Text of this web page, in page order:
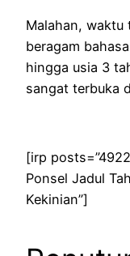
Malahan, waktu
beragam
hingga usia 3
sangat terbuka
[irp
Ponsel Jadul
Kekinian”]